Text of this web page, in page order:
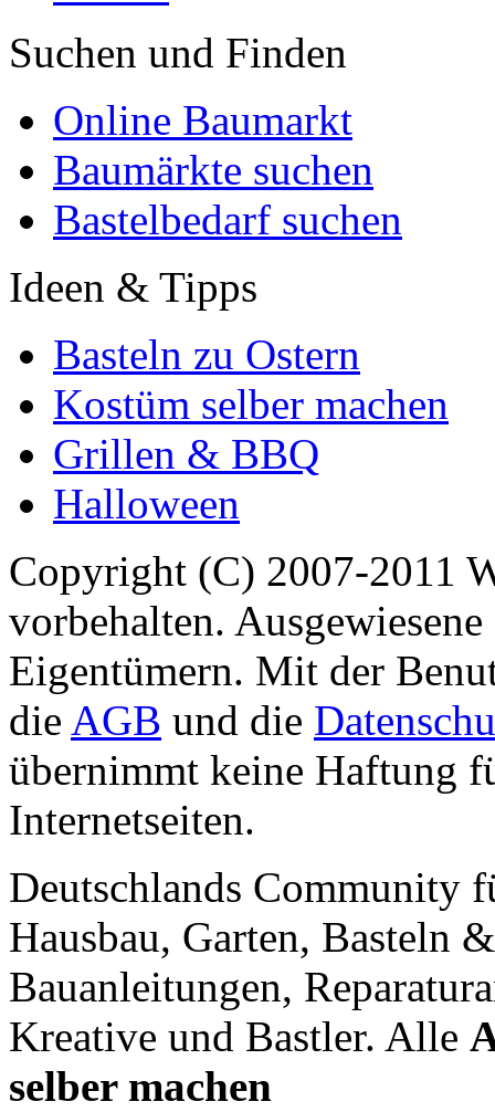
Suchen und Finden
Online Baumarkt
Baumärkte suchen
Bastelbedarf suchen
Ideen & Tipps
Basteln zu Ostern
Kostüm selber machen
Grillen & BBQ
Halloween
Copyright (C) 2007-2011
vorbehalten.
Eigentümern. Mit der
die AGB und die
übernimmt keine Haftung
Internetseiten.
Deutschlands Community
Hausbau, Garten, Basteln
Bauanleitungen,
Kreative und Bastler. Alle
selber machen